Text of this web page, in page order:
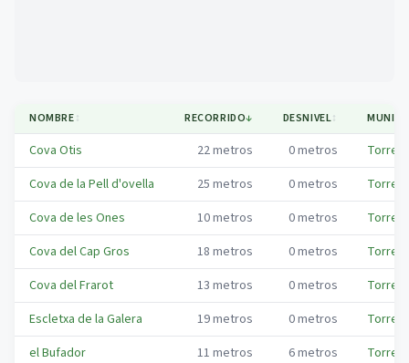
NOMBRE↕ RECORRIDO↓ DESNIVEL↕
Cova Otis 22metros 0metros
Cova de la Pell d'ovella
25 metros 0metros
Cova de les Ones
10metros 0metros
Cova del Cap Gros
18 metros 0metros
Cova del Frarot
13 metros 0metros
Escletxa de la Galera
19metros 0metros
el Bufador
11 metros 6metros